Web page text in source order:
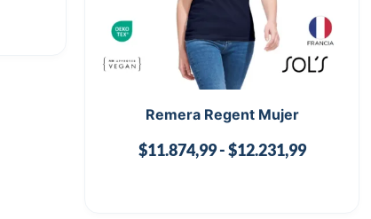
Remera Regent Mujer
$11.874,99 -$12.231,99